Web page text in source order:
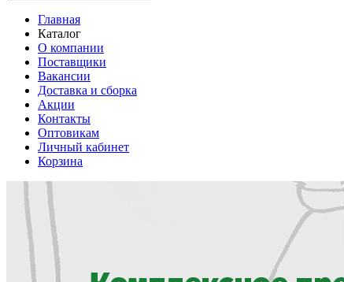
Главная
Каталог
О компании
Поставщики
Вакансии
Доставка и сборка
Акции
Контакты
Оптовикам
Личный кабинет
Корзина